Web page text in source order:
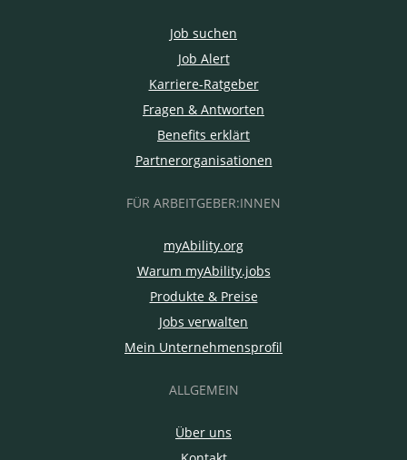
Job suchen
Job Alert
Karriere-Ratgeber
Fragen & Antworten
Benefits erklärt
Partnerorganisationen
FÜR ARBEITGEBER:INNEN
myAbility.org
Warum myAbility.jobs
Produkte & Preise
Jobs verwalten
Mein Unternehmensprofil
ALLGEMEIN
Über uns